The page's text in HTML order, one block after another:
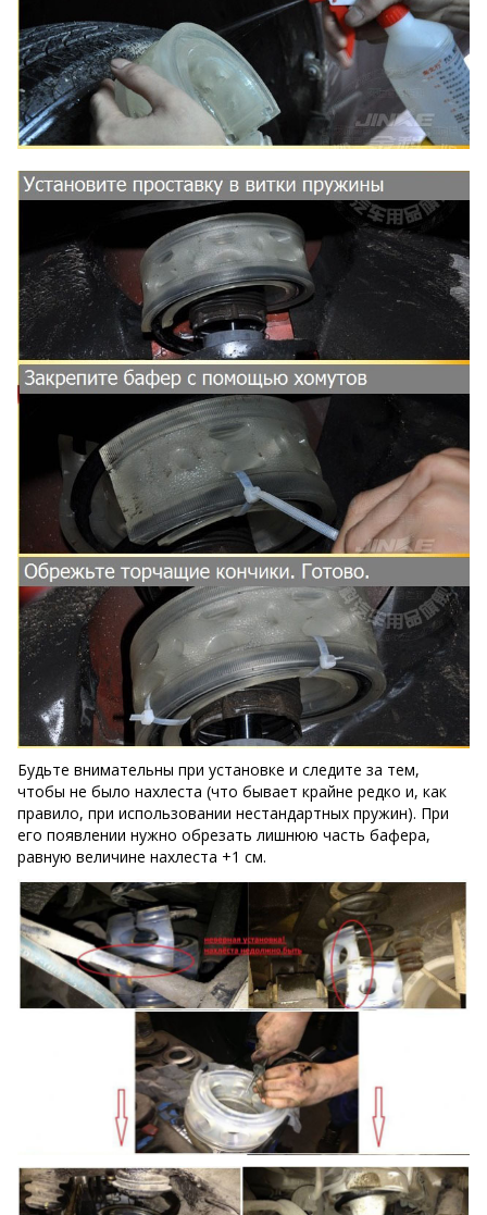
Будьте внимательны при установке и следите за тем,
чтобы не было нахлеста (что бывает крайне редко и, как
правило, при использовании нестандартных пружин). При
его появлении нужно обрезать лишнюю часть бафера,
равную величине нахлеста +1 см.